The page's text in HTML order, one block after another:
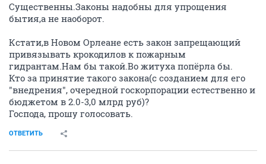
Существенны.Законы надобны для упрощения
бытия,а не наоборот.
Кстати,в Новом Орлеане есть закон запрещающий
привязывать крокодилов к пожарным
гидрантам.Нам бы такой.Во житуха попёрла бы.
Кто за принятие такого закона(с созданием для его
"внедрения", очередной госкорпорации естественно и
бюджетом в 2.0-3,0 млрд руб)?
Господа, прошу голосовать.
ОТВЕТИТЬ